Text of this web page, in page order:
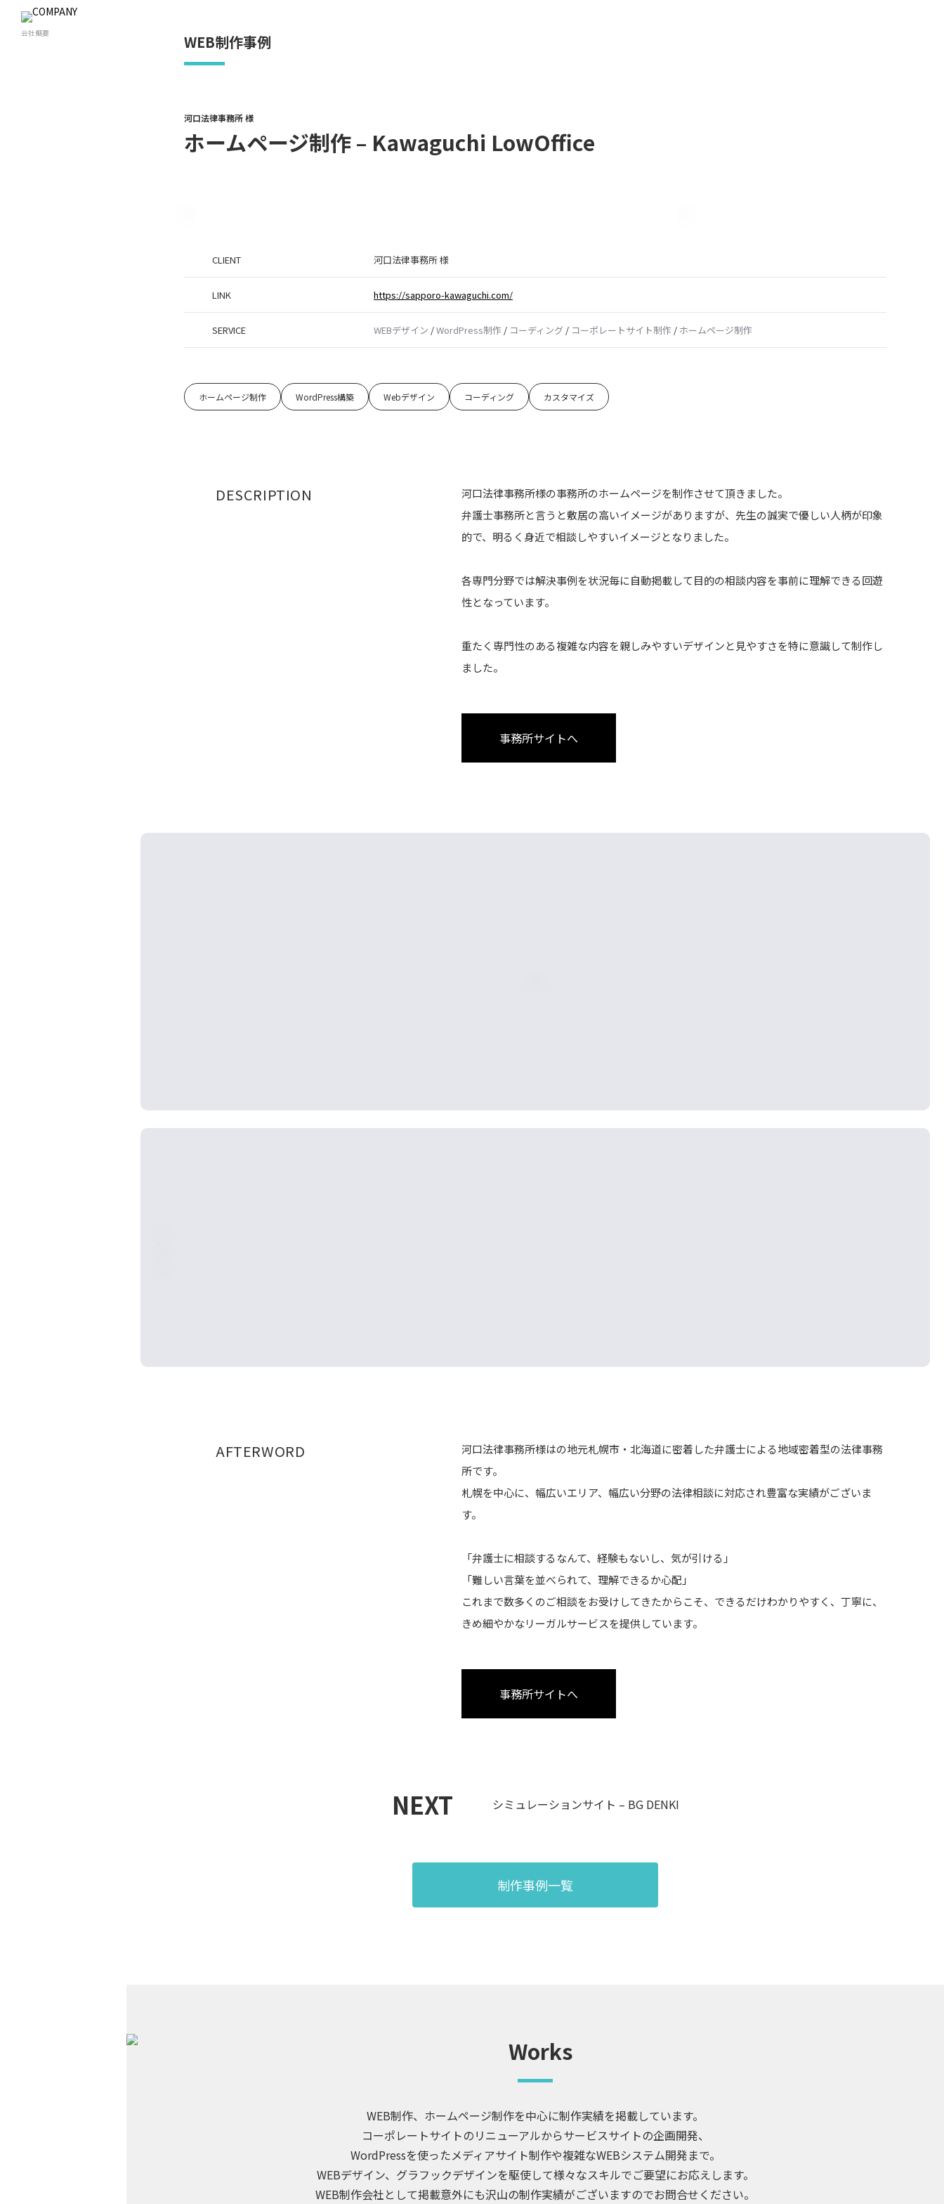
会社概要 WEB制作事例
河口法律事務所 様
ホームページ制作 – Kawaguchi LowOffice
CLIENT 河口法律事務所 様
LINK https://sapporo-kawaguchi.com/
SERVICE WEBデザイン /WordPress制作 / コーディング / コーポレートサイト制作 / ホームページ制作
ホームページ制作 WordPress構築 Webデザイン コーディング カスタマイズ
DESCRIPTION
河口法律事務所様の事務所のホームページを制作させて頂きました。
弁護士事務所と言うと敷居の高いイメージがありますが、先生の誠実で優しい人柄が印象
的で、明るく身近で相談しやすいイメージとなりました。
各専門分野では解決事例を状況毎に自動掲載して目的の相談内容を事前に理解できる回遊
性となっています。
重たく専門性のある複雑な内容を親しみやすいデザインと見やすさを特に意識して制作し
ました。
事務所サイトへ
AFTERWORD
河口法律事務所様はの地元札幌市・北海道に密着した弁護士による地域密着型の法律事務
所です。
札幌を中心に、幅広いエリア、幅広い分野の法律相談に対応され豊富な実績がございま
す。
「弁護士に相談するなんて、経験もないし、気が引ける」
「難しい言葉を並べられて、理解できるか心配」
これまで数多くのご相談をお受けしてきたからこそ、できるだけわかりやすく、丁寧に、
きめ細やかなリーガルサービスを提供しています。
事務所サイトへ
NEXT シミュレーションサイト – BG DENKI
制作事例一覧
WEB制作、ホームページ制作を中心に制作実績を掲載しています。
コーポレートサイトのリニューアルからサービスサイトの企画開発、
WordPressを使ったメディアサイト制作や複雑なWEBシステム開発まで。
WEBデザイン、グラフックデザインを駆使して様々なスキルでご要望にお応えします。
WEB制作会社として掲載意外にも沢山の制作実績がございますのでお問合せください。